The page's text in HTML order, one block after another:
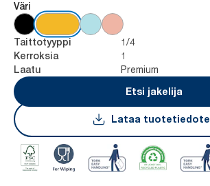
Väri
Taittotyyppi 1/4
Kerroksia 1
Laatu
Premium
Etsi jakelija
Lataa tuotetiedote